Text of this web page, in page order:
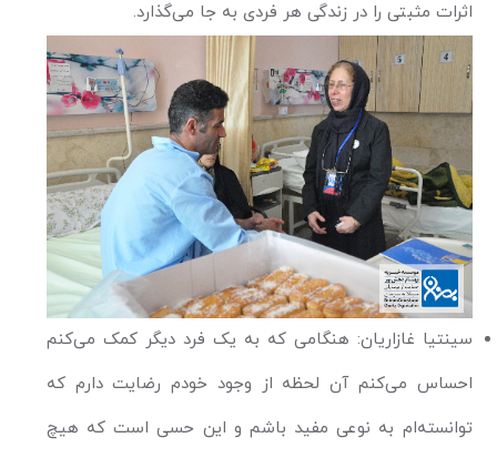
اثرات مثبتی را در زندگی هر فردی به جا می‌گذارد.
سینتیا غازاریان: هنگامی که به یک فرد دیگر کمک می‌کنم
احساس می‌کنم آن لحظه از وجود خودم رضایت دارم که
توانسته‌ام به نوعی مفید باشم و این حسی است که هیچ